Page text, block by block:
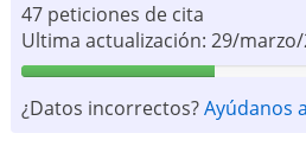
47 peticiones de cita
Ultima actualización: 29/
¿Datos incorrectos?Ayúdanos